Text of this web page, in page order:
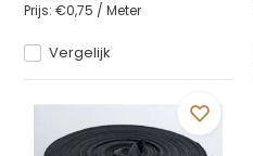
Vergelijk
Prijs:€0,75 /Meter